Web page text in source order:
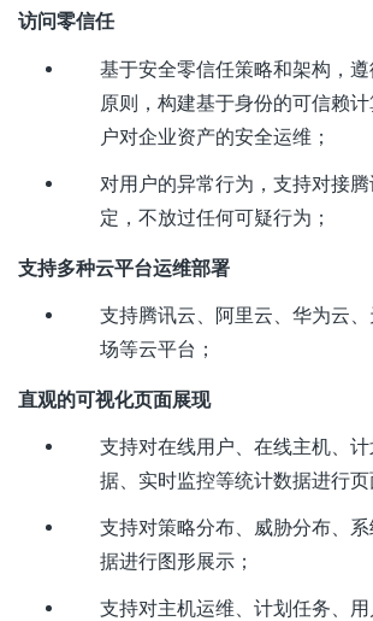
访问零信任
基于安全零信任策略和架构，
原则，构建基于身份的可信赖
户对企业资产的安全运维；
对用户的异常行为，支持对接腾
定，不放过任何可疑行为；
支持多种云平台运维部署
支持腾讯云、阿里云、华为云
场等云平台；
直观的可视化页面展现
支持对在线用户、在线主机、
据、实时监控等统计数据进行页
支持对策略分布、威胁分布、
据进行图形展示；
支持对主机运维、计划任务、